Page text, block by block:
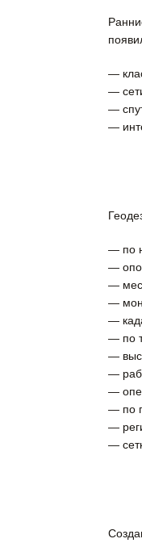
—
—
—
—
— по
—
—
—
—
— по
—
—
—
— по
—
—